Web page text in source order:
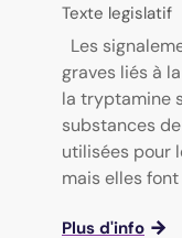
Texte legislatif
Les
graves liés à
la tryptamine
substances
utilisées pour
mais elles
Plus d'info